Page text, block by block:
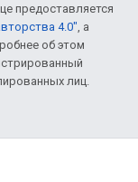
предоставляется
4.0", а
об этом
лиц.